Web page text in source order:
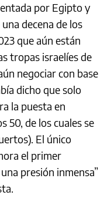
por Egipto y
decena de los
que aún están
tropas israelíes de
negociar con base
dicho que solo
la puesta en
50, de los cuales se
El único
el primer
presión inmensa”